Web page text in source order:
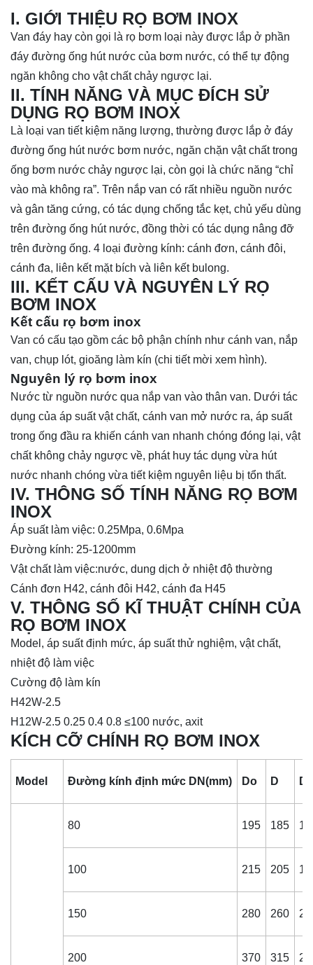
I. GIỚI THIỆU RỌ BƠM INOX
Van đáy hay còn gọi là rọ bơm loại này được lắp ở phần
đáy đường ống hút nước của bơm nước, có thể tự động
ngăn không cho vật chất chảy ngược lại.
II. TÍNH NĂNG VÀ MỤC ĐÍCH SỬ
DỤNG RỌ BƠM INOX
Là loại van tiết kiệm năng lượng, thường được lắp ở đáy
đường ống hút nước bơm nước, ngăn chặn vật chất trong
ống bơm nước chảy ngược lại, còn gọi là chức năng “chỉ
vào mà không ra”. Trên nắp van có rất nhiều nguồn nước
và gân tăng cứng, có tác dụng chống tắc kẹt, chủ yếu dùng
trên đường ống hút nước, đồng thời có tác dụng nâng đỡ
trên đường ống. 4 loại đường kính: cánh đơn, cánh đôi,
cánh đa, liên kết mặt bích và liên kết bulong.
III. KẾT CẤU VÀ NGUYÊN LÝ RỌ
BƠM INOX
Kết cấu rọ bơm inox
Van có cấu tạo gồm các bộ phận chính như cánh van, nắp
van, chụp lót, gioăng làm kín (chi tiết mời xem hình).
Nguyên lý rọ bơm inox
Nước từ nguồn nước qua nắp van vào thân van. Dưới tác
dụng của áp suất vật chất, cánh van mở nước ra, áp suất
trong ống đầu ra khiến cánh van nhanh chóng đóng lại, vật
chất không chảy ngược về, phát huy tác dụng vừa hút
nước nhanh chóng vừa tiết kiệm nguyên liệu bị tổn thất.
IV. THÔNG SỐ TÍNH NĂNG RỌ BƠM
INOX
Áp suất làm việc: 0.25Mpa, 0.6Mpa
Đường kính: 25-1200mm
Vật chất làm việc:nước, dung dịch ở nhiệt độ thường
Cánh đơn H42, cánh đôi H42, cánh đa H45
V. THÔNG SỐ KĨ THUẬT CHÍNH CỦA
RỌ BƠM INOX
Model, áp suất định mức, áp suất thử nghiệm, vật chất,
nhiệt độ làm việc
Cường độ làm kín
H42W-2.5
H12W-2.5 0.25 0.4 0.8 ≤100 nước, axit
KÍCH CỠ CHÍNH RỌ BƠM INOX
Model Đường kính định mức DN(mm) Do D
80 195 185
100 215 205
150 280 260
200 370 315